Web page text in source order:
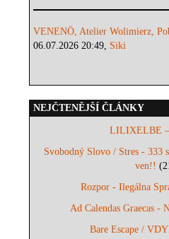
VENENÖ, Atelier Wolimierz,
06.07.2026 20:49, Siki
NEJČTENĚJŠÍ ČLÁNKY
LILIXELBE
Svobodný Slovo / Stres - 333
ven!!
Rozpor - Ilegálna
Ad Calendas Graecas -
Bare Escape /